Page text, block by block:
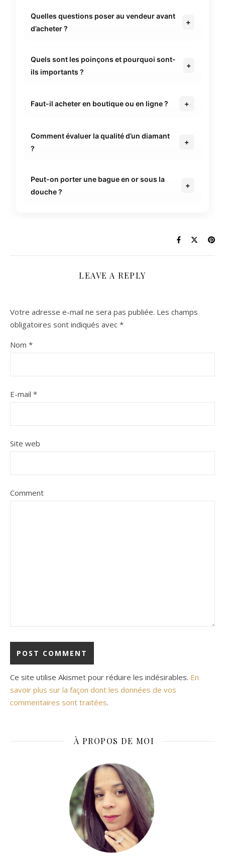
Quelles questions poser au vendeur avant
d’acheter ?
Quels sont les poinçons et pourquoi sont-
ils importants ?
Faut-il acheter en boutique ou en ligne ?
Comment évaluer la qualité d’un diamant
?
Peut-on porter une bague en or sous la
douche ?
LEAVE A REPLY
Votre adresse e-mail ne sera pas publiée. Les champs
obligatoires sont indiqués avec *
Nom *
E-mail *
Site web
Comment
Ce site utilise Akismet pour réduire les indésirables. En
savoir plus sur la façon dont les données de vos
commentaires sont traitées.
À PROPOS DE MOI